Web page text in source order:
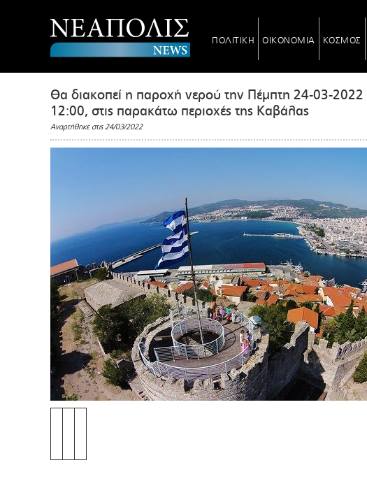
ΠΟΛΙΤΙΚΗ ΟΙΚΟΝΟΜΙΑ ΚΟΣΜΟΣ
Θα διακοπεί η παροχή νερού την Πέμπτη 24-03-
12:00, στις παρακάτω περιοχές της Kαβάλας
Αναρτήθηκε στις 24/03/2022